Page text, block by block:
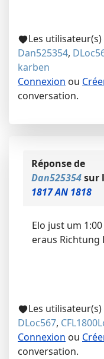
Les
Dan525354,
karben
Connexion ou
conversation.
Réponse de
Dan525354sur
1817 AN 1818
Elo just um
eraus Richtung
Les
DLoc567,
Connexion ou
conversation.